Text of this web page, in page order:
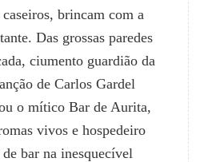
brincam com a
Das grossas paredes
ciumento guardião da
de Carlos Gardel
o mítico Bar de Aurita,
vivos e hospedeiro
bar na inesquecível